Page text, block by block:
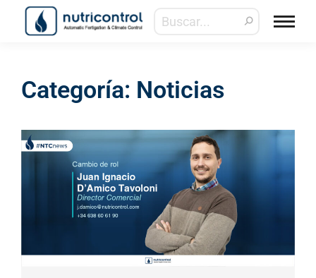
Categoría: Noticias